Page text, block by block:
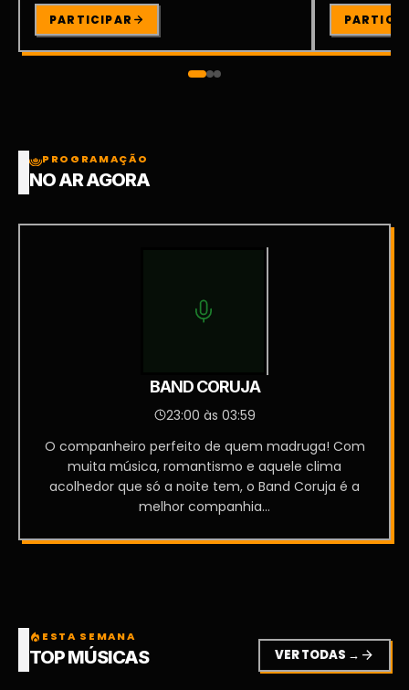
PARTICIPAR
PROGRAMAÇÃO
NO AR AGORA
BAND CORUJA
23:00 às 03:59
O companheiro perfeito de quem madruga! Com
muita música, romantismo e aquele clima
acolhedor que só a noite tem, o Band Coruja é a
melhor companhia...
local_fire_department ESTA SEMANA
TOP MÚSICAS VER TODAS → arrow_forward